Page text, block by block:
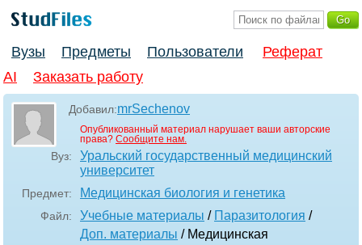
Вузы Предметы Пользователи
Реферат
AI
Заказать работу
Добавил:mrSechenov
Опубликованный материал нарушает ваши авторские
права? Сообщите нам.
Вуз:
Уральский государственный медицинский
университет
Предмет: Медицинская биология и генетика
Файл: Учебные материалы / Паразитология /
Доп. материалы / Медицинская